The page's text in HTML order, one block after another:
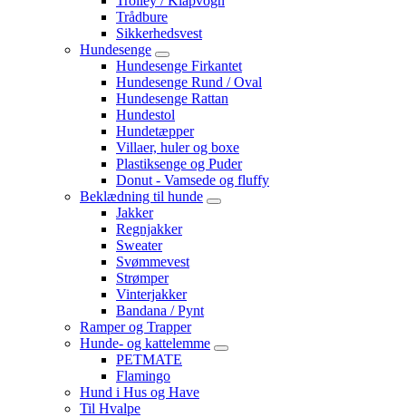
Trådbure
Sikkerhedsvest
Hundesenge
Hundesenge Firkantet
Hundesenge Rund / Oval
Hundesenge Rattan
Hundestol
Hundetæpper
Villaer, huler og boxe
Plastiksenge og Puder
Donut - Vamsede og fluffy
Beklædning til hunde
Jakker
Regnjakker
Sweater
Svømmevest
Strømper
Vinterjakker
Bandana / Pynt
Ramper og Trapper
Hunde- og kattelemme
PETMATE
Flamingo
Hund i Hus og Have
Til Hvalpe